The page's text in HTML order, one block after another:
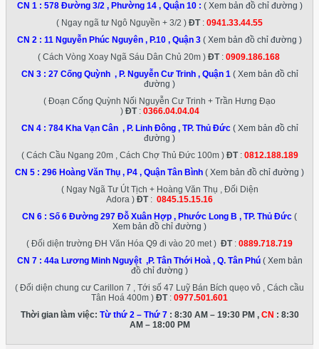
CN 1 : 578 Đường 3/2 , Phường 14 , Quận 10: ( Xem bản đồ chỉ đường )
( Ngay ngã tư Ngô Nguyền + 3/2 ) ĐT: 0941.33.44.55
CN 2 : 11 Nguyễn Phúc Nguyên , P.10 , Quận 3 ( Xem bản đồ chỉ đường )
( Cách Vòng Xoay Ngã Sáu Dân Chủ 20m ) ĐT: 0909.186.168
CN 3 : 27 Cống Quỳnh , P. Nguyễn Cư Trinh , Quận 1 ( Xem bản đồ chỉ
đường )
( Đoạn Cống Quỳnh Nối Nguyễn Cư Trinh + Trần Hưng Đạo
) ĐT: 0366.04.04.04
CN 4 : 784 Kha Vạn Cân , P. Linh Đông , TP. Thủ Đức( Xem bản đồ chỉ
đường )
( Cách Cầu Ngang 20m , Cách Chợ Thủ Đức 100m ) ĐT: 0812.188.189
CN 5 : 296 Hoàng Văn Thụ , P4 , Quận Tân Bình ( Xem bản đồ chỉ đường )
( Ngay Ngã Tư Út Tịch + Hoàng Văn Thụ , Đối Diện
Adora ) ĐT: 0845.15.15.16
CN 6 : Số 6 Đường 297 Đỗ Xuân Hợp , Phước Long B , TP. Thủ Đức (
Xem bản đồ chỉ đường )
( Đối diện trường ĐH Văn Hóa Q9 đi vào 20 met ) ĐT: 0889.718.719
CN 7 : 44a Lương Minh Nguyệt ,P. Tân Thới Hoà , Q. Tân Phú ( Xem bản
đồ chỉ đường )
( Đối diện chung cư Carillon 7 , Tới số 47 Luỹ Bán Bích quẹo vô , Cách cầu
Tân Hoá 400m ) ĐT: 0977.501.601
Thời gian làm việc: Từ thứ 2 – Thứ 7: 8:30 AM – 19:30 PM , CN : 8:30
AM – 18:00 PM